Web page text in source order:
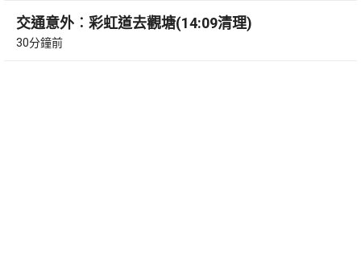
交通意外︰彩虹道去觀塘(14:09清理)
30分鐘前